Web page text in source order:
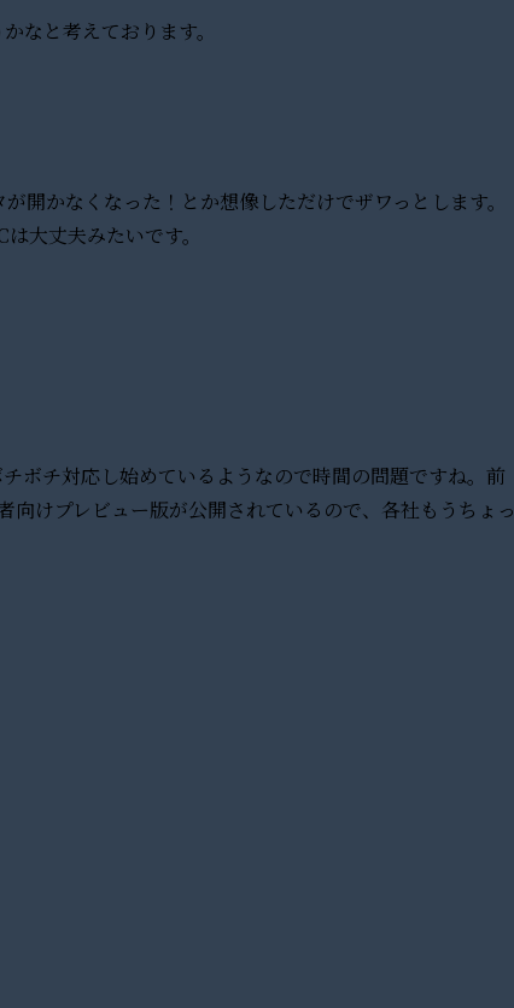
なと考えております。
開かなくなった！とか想像しただけでザワっとします。
は大丈夫みたいです。
ボチ対応し始めているようなので時間の問題ですね。前
けプレビュー版が公開されているので、各社もうちょっ